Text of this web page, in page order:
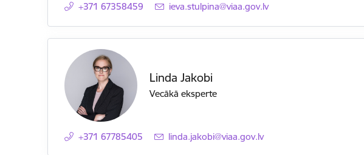
+371 67358459
E-pasts:
ieva.stulpina@viaa.gov.lv
Linda Jakobi
Vecākā eksperte
+371 67785405 E-pasts:
linda.jakobi@viaa.gov.lv